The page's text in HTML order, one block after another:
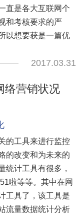
直是各大互联网个
和考核要求的严
以想要获是一篇优
2017.03.31
络营销状况
的工具来进行监控
的改变和为未来的
统计工具有很多，
啦等等。其中在网
工具了，该工具是
流量数据统计分析